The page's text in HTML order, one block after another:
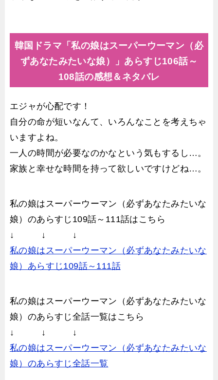
韓国ドラマ「私の娘はスーパーウーマン（必
ずあなたみたいな娘）」あらすじ106話～
108話の感想＆ネタバレ
エジャが心配です！
自分の命が短いなんて、いろんなことを考えちゃ
いますよね。
一人の時間が必要なのかなという気もするし…。
家族と幸せな時間を持って欲しいですけどね…。
私の娘はスーパーウーマン（必ずあなたみたいな
娘）のあらすじ109話～111話はこちら
↓ ↓ ↓
私の娘はスーパーウーマン（必ずあなたみたいな
娘）あらすじ109話～111話
私の娘はスーパーウーマン（必ずあなたみたいな
娘）のあらすじ全話一覧はこちら
↓ ↓ ↓
私の娘はスーパーウーマン（必ずあなたみたいな
娘）のあらすじ全話一覧